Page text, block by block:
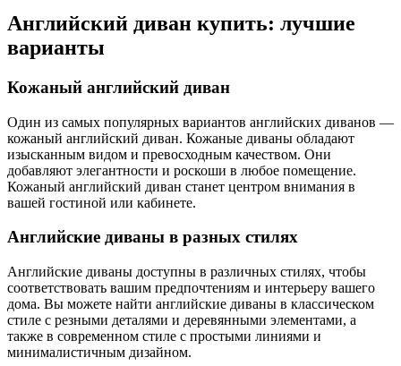
Английский диван купить: лучшие
варианты
Кожаный английский диван
Один из самых популярных вариантов английских диванов —
кожаный английский диван. Кожаные диваны обладают
изысканным видом и превосходным качеством. Они
добавляют элегантности и роскоши в любое помещение.
Кожаный английский диван станет центром внимания в
вашей гостиной или кабинете.
Английские диваны в разных стилях
Английские диваны доступны в различных стилях, чтобы
соответствовать вашим предпочтениям и интерьеру вашего
дома. Вы можете найти английские диваны в классическом
стиле с резными деталями и деревянными элементами, а
также в современном стиле с простыми линиями и
минималистичным дизайном.